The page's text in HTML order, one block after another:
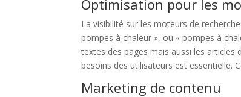
Optimisation pour les
La visibilité sur les moteurs de
pompes à chaleur », ou « pompes à
textes des pages mais aussi les
besoins des utilisateurs est essentielle.
Marketing de contenu